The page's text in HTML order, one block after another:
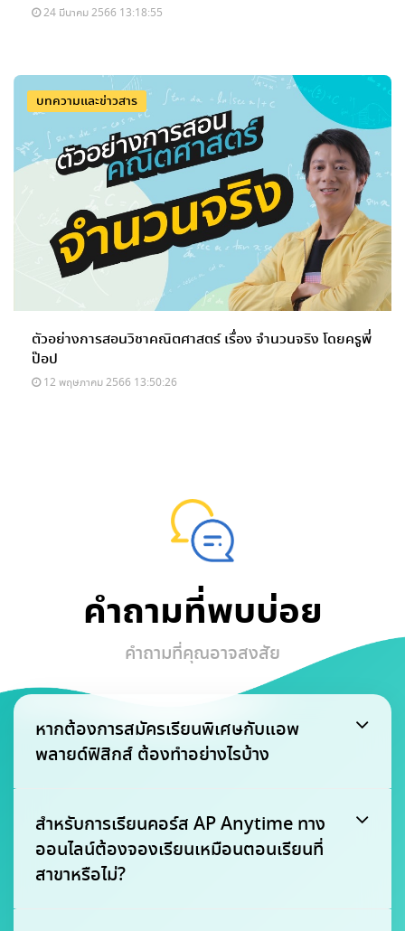
24 มีนาคม 2566 13:18:55
บทความและข่าวสาร
ตัวอย่างการสอนวิชาคณิตศาสตร์ เรื่อง จำนวนจริง โดยครูพี่
ป๊อป
12 พฤษภาคม 2566 13:50:26
คำถามที่พบบ่อย
คำถามที่คุณอาจสงสัย
หากต้องการสมัครเรียนพิเศษกับแอพ
พลายด์ฟิสิกส์ ต้องทำอย่างไรบ้าง
สำหรับการเรียนคอร์ส AP Anytime ทาง
ออนไลน์ต้องจองเรียนเหมือนตอนเรียนที่
สาขาหรือไม่?